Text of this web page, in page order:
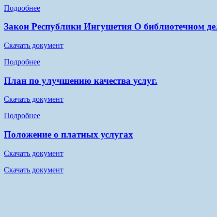
Подробнее
Закон Республики Ингушетия О библиотечном
Скачать документ
Подробнее
План по улучшению качества услуг.
Скачать документ
Подробнее
Положение о платных услугах
Скачать документ
Скачать документ